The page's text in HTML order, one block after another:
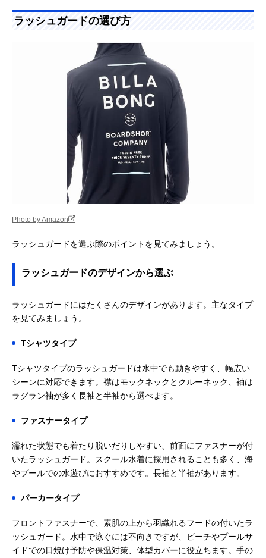
ラッシュガードの選び方
Photo by Amazon
ラッシュガードを選ぶ際のポイントを見てみましょう。
ラッシュガードのデザインから選ぶ
ラッシュガードにはたくさんのデザインがあります。主なタイプ
を見てみましょう。
Tシャツタイプ
Tシャツタイプのラッシュガードは水中でも動きやすく、幅広い
シーンに対応できます。襟はモックネックとクルーネック、袖は
ラグラン袖が多く長袖と半袖から選べます。
ファスナータイプ
濡れた状態でも着たり脱いだりしやすい、前面にファスナーが付
いたラッシュガード。スクール水着に採用されることも多く、海
やプールでの水遊びにおすすめです。長袖と半袖があります。
パーカータイプ
フロントファスナーで、素肌の上から羽織れるフードの付いたラ
ッシュガード。水中で泳ぐには不向きですが、ビーチやプールサ
イドでの日焼け予防や保温対策、体型カバーに役立ちます。手の